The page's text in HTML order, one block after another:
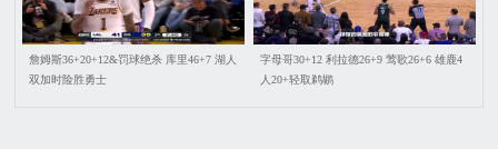
詹姆斯36+20+12&罚球绝杀 库里46+7 湖人
双加时险胜勇士
字母哥30+12 利拉德26+9 莺歌26+6 雄鹿4
人20+轻取鹈鹕